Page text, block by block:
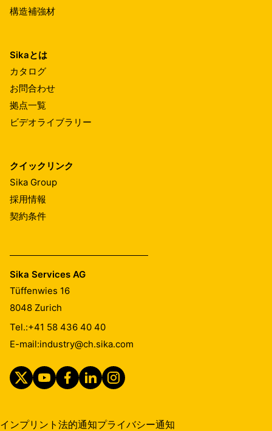
構造補強材
Sikaとは
カタログ
お問合わせ
拠点一覧
ビデオライブラリー
クイックリンク
Sika Group
採用情報
契約条件
Sika Services AG
Tüffenwies 16
8048 Zurich
Tel.:+41 58 436 40 40
E-mail:industry@ch.sika.com
インプリント 法的通知プライバシー通知